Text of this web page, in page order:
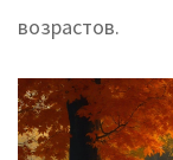
возрастов.